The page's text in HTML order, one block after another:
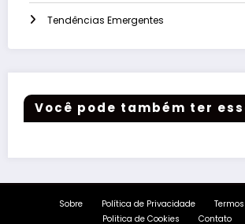
Tendências Emergentes
Você pode também ter
Sobre Política de Privacidade
Politica de Cookies
Contato